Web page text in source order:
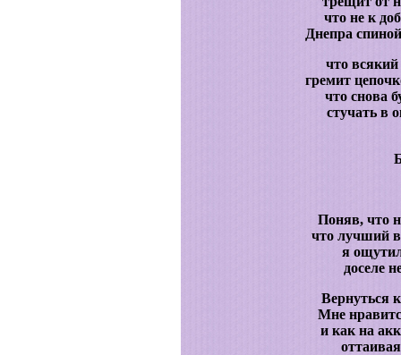
что не к
Днепра
что
гремит
что снова
стучать в
Поняв, что
что лучший
я
доселе
Вернуться
Мне
и как на